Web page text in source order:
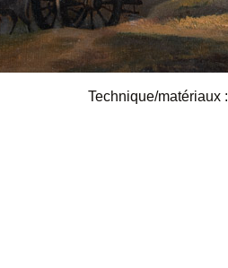
Technique/matériaux :